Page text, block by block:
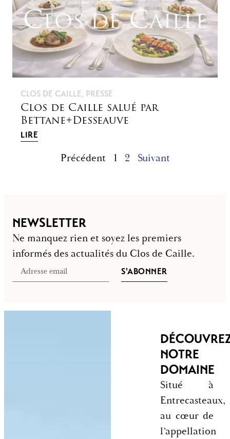
CLOS DE CAILLE, PRESSE
Clos de Caille salué par
Bettane+Desseauve
LIRE
Précédent 1 2 Suivant
NEWSLETTER
Ne manquez rien et soyez les premiers
informés des actualités du Clos de Caille.
S'ABONNER
NOTRE
DOMAINE
Situé à
Entrecasteaux,
au cœur de
l’appellation